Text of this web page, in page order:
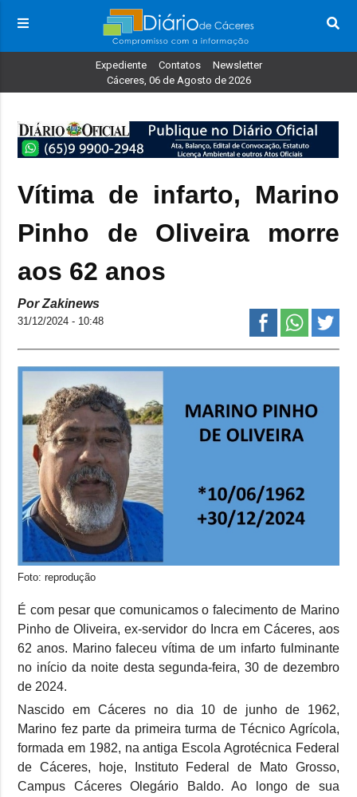
Expediente Contatos
Newsletter
Cáceres, 06 de Agosto de 2026
Vítima de infarto, Marino
Pinho de Oliveira morre
aos 62 anos
Por Zakinews
31/12/2024 - 10:48
Foto: reprodução
É com pesar que comunicamos o falecimento de Marino
Pinho de Oliveira, ex-servidor do Incra em Cáceres, aos
62 anos. Marino faleceu vítima de um infarto fulminante
no início da noite desta segunda-feira, 30 de dezembro
de 2024.
Nascido em Cáceres no dia 10 de junho de 1962,
Marino fez parte da primeira turma de Técnico Agrícola,
formada em 1982, na antiga Escola Agrotécnica Federal
de Cáceres, hoje, Instituto Federal de Mato Grosso,
Campus Cáceres Olegário Baldo. Ao longo de sua